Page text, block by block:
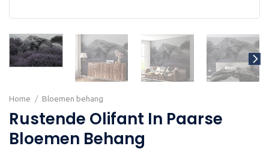
Home / Bloemen behang
Rustende Olifant In Paarse
Bloemen Behang